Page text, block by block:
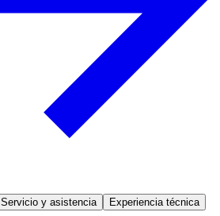
Servicio y asistencia Experiencia técnica